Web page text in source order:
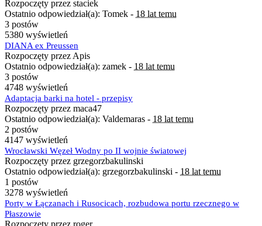
Rozpoczęty przez staciek
Ostatnio odpowiedział(a): Tomek - 18 lat temu
3 postów
5380 wyświetleń
DIANA ex Preussen
Rozpoczęty przez Apis
Ostatnio odpowiedział(a): zamek - 18 lat temu
3 postów
4748 wyświetleń
Adaptacja barki na hotel - przepisy
Rozpoczęty przez maca47
Ostatnio odpowiedział(a): Valdemaras - 18 lat temu
2 postów
4147 wyświetleń
Wrocławski Węzeł Wodny po II wojnie światowej
Rozpoczęty przez grzegorzbakulinski
Ostatnio odpowiedział(a): grzegorzbakulinski - 18 lat temu
1 postów
3278 wyświetleń
Porty w Łączanach i Rusocicach, rozbudowa portu rzecznego w
Płaszowie
Rozpoczęty przez roger